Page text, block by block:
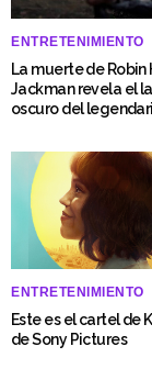
ENTRETENIMIENTO
La muerte de Robin
Jackman revela el
oscuro del
ENTRETENIMIENTO
Este es el cartel de
de Sony Pictures